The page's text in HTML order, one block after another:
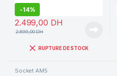
-14%
2.499,00 DH
2.899,00DH
RUPTURE DE STOCK
Socket AM5